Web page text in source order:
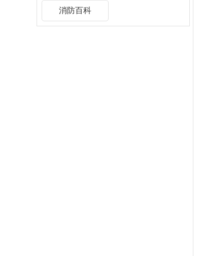
消防百科